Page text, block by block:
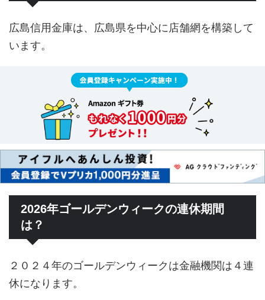
広島信用金庫は、広島県を中心に店舗網を構築して
います。
2026年ゴールデンウィークの連休期間
は？
２０２４年のゴールデンウィークは金融機関は４連
休になります。